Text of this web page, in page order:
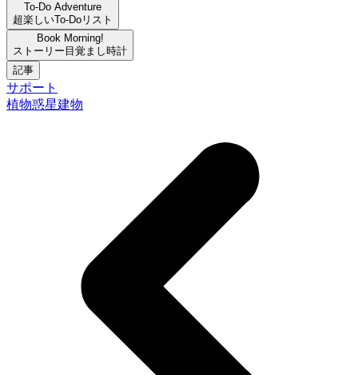
To-Do Adventure
超楽しいTo-Doリスト
Book Morning!
ストーリー目覚まし時計
記事
サポート
植物惑星建物